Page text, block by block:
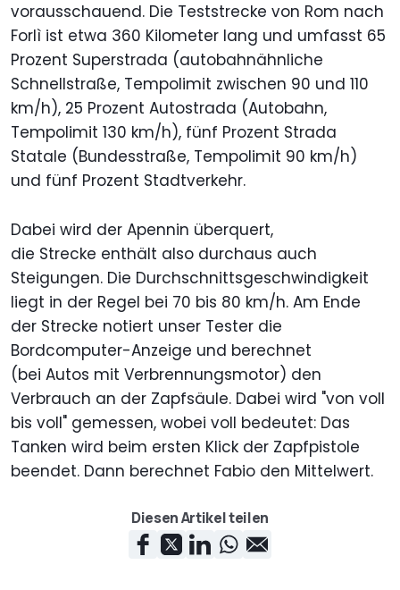
vorausschauend. Die Teststrecke von Rom nach
Forlì ist etwa 360 Kilometer lang und umfasst 65
Prozent Superstrada (autobahnähnliche
Schnellstraße, Tempolimit zwischen 90 und 110
km/h), 25 Prozent Autostrada (Autobahn,
Tempolimit 130 km/h), fünf Prozent Strada
Statale (Bundesstraße, Tempolimit 90 km/h)
und fünf Prozent Stadtverkehr.
Dabei wird der Apennin überquert,
die Strecke enthält also durchaus auch
Steigungen. Die Durchschnittsgeschwindigkeit
liegt in der Regel bei 70 bis 80 km/h. Am Ende
der Strecke notiert unser Tester die
Bordcomputer-Anzeige und berechnet
(bei Autos mit Verbrennungsmotor) den
Verbrauch an der Zapfsäule. Dabei wird "von voll
bis voll" gemessen, wobei voll bedeutet: Das
Tanken wird beim ersten Klick der Zapfpistole
beendet. Dann berechnet Fabio den Mittelwert.
Diesen Artikel teilen